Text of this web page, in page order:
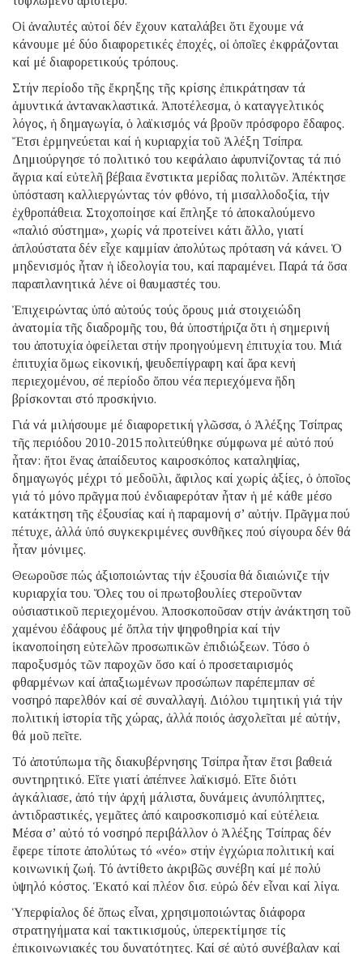
Οἱ ἀναλυτές αὐτοί δέν ἔχουν καταλάβει ὅτι ἔχουμε νά
κάνουμε μέ δύο διαφορετικές ἐποχές, οἱ ὁποῖες ἐκφράζονται
καί μέ διαφορετικούς τρόπους.
Στήν περίοδο τῆς ἔκρηξης τῆς κρίσης ἐπικράτησαν τά
ἀμυντικά ἀντανακλαστικά. Ἀποτέλεσμα, ὁ καταγγελτικός
λόγος, ἡ δημαγωγία, ὁ λαϊκισμός νά βροῦν πρόσφορο ἔδαφος.
Ἔτσι ἑρμηνεύεται καί ἡ κυριαρχία τοῦ Ἀλέξη Τσίπρα.
Δημιούργησε τό πολιτικό του κεφάλαιο ἀφυπνίζοντας τά πιό
ἄγρια καί εὐτελῆ βέβαια ἔνστικτα μερίδας πολιτῶν. Ἀπέκτησε
ὑπόσταση καλλιεργώντας τόν φθόνο, τή μισαλλοδοξία, τήν
ἐχθροπάθεια. Στοχοποίησε καί ἔπληξε τό ἀποκαλούμενο
«παλιό σύστημα», χωρίς νά προτείνει κάτι ἄλλο, γιατί
ἁπλούστατα δέν εἶχε καμμίαν ἀπολύτως πρόταση νά κάνει. Ὁ
μηδενισμός ἦταν ἡ ἰδεολογία του, καί παραμένει. Παρά τά ὅσα
παραπλανητικά λένε οἱ θαυμαστές του.
Ἐπιχειρώντας ὑπό αὐτούς τούς ὅρους μιά στοιχειώδη
ἀνατομία τῆς διαδρομῆς του, θά ὑποστήριζα ὅτι ἡ σημερινή
του ἀποτυχία ὀφείλεται στήν προηγούμενη ἐπιτυχία του. Μιά
ἐπιτυχία ὅμως εἰκονική, ψευδεπίγραφη καί ἄρα κενή
περιεχομένου, σέ περίοδο ὅπου νέα περιεχόμενα ἤδη
βρίσκονται στό προσκήνιο.
Γιά νά μιλήσουμε μέ διαφορετική γλῶσσα, ὁ Ἀλέξης Τσίπρας
τῆς περιόδου 2010-2015 πολιτεύθηκε σύμφωνα μέ αὐτό πού
ἦταν: ἤτοι ἕνας ἀπαίδευτος καιροσκόπος καταληψίας,
δημαγωγός μέχρι τό μεδοῦλι, ἄφιλος καί χωρίς ἀξίες, ὁ ὁποῖος
γιά τό μόνο πρᾶγμα πού ἐνδιαφερόταν ἦταν ἡ μέ κάθε μέσο
κατάκτηση τῆς ἐξουσίας καί ἡ παραμονή σ’ αὐτήν. Πρᾶγμα πού
πέτυχε, ἀλλά ὑπό συγκεκριμένες συνθῆκες πού σίγουρα δέν θά
ἦταν μόνιμες.
Θεωροῦσε πώς ἀξιοποιώντας τήν ἐξουσία θά διαιώνιζε τήν
κυριαρχία του. Ὅλες του οἱ πρωτοβουλίες στεροῦνταν
οὐσιαστικοῦ περιεχομένου. Ἀποσκοποῦσαν στήν ἀνάκτηση τοῦ
χαμένου ἐδάφους μέ ὅπλα τήν ψηφοθηρία καί τήν
ἱκανοποίηση εὐτελῶν προσωπικῶν ἐπιδιώξεων. Τόσο ὁ
παροξυσμός τῶν παροχῶν ὅσο καί ὁ προσεταιρισμός
φθαρμένων καί ἀπαξιωμένων προσώπων παρέπεμπαν σέ
νοσηρό παρελθόν καί σέ συναλλαγή. Διόλου τιμητική γιά τήν
πολιτική ἱστορία τῆς χώρας, ἀλλά ποιός ἀσχολεῖται μέ αὐτήν,
θά μοῦ πεῖτε.
Τό ἀποτύπωμα τῆς διακυβέρνησης Τσίπρα ἦταν ἔτσι βαθειά
συντηρητικό. Εἴτε γιατί ἀπέπνεε λαϊκισμό. Εἴτε διότι
ἀγκάλιασε, ἀπό τήν ἀρχή μάλιστα, δυνάμεις ἀνυπόληπτες,
ἀντιδραστικές, γεμᾶτες ἀπό καιροσκοπισμό καί εὐτέλεια.
Μέσα σ’ αὐτό τό νοσηρό περιβάλλον ὁ Ἀλέξης Τσίπρας δέν
ἔφερε τίποτε ἀπολύτως τό «νέο» στήν ἐγχώρια πολιτική καί
κοινωνική ζωή. Τό ἀντίθετο ἀκριβῶς συνέβη καί μέ πολύ
ὑψηλό κόστος. Ἑκατό καί πλέον δισ. εὐρώ δέν εἶναι καί λίγα.
Ὑπερφίαλος δέ ὅπως εἶναι, χρησιμοποιώντας διάφορα
στρατηγήματα καί τακτικισμούς, ὑπερεκτίμησε τίς
ἐπικοινωνιακές του δυνατότητες. Καί σέ αὐτό συνέβαλαν καί